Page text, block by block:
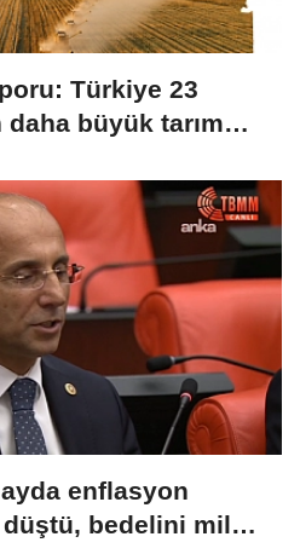
Türkiye 23
daha büyük tarım
enflasyon
bedelini millet